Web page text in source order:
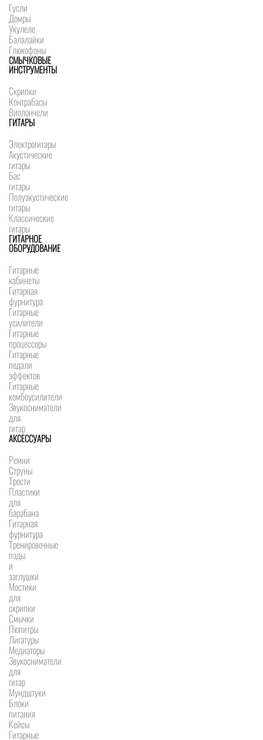
Гусли
Домры
Укулеле
Балалайки
Глюкофоны
СМЫЧКОВЫЕ
ИНСТРУМЕНТЫ
Скрипки
Контрабасы
Виолончели
ГИТАРЫ
Электрогитары
Акустические
гитары
Бас
гитары
Полуакустические
гитары
Классические
гитары
ГИТАРНОЕ
ОБОРУДОВАНИЕ
Гитарные
кабинеты
Гитарная
фурнитура
Гитарные
усилители
Гитарные
процессоры
Гитарные
педали
эффектов
Гитарные
комбоусилители
Звукосниматели
для
гитар
АКСЕССУАРЫ
Ремни
Струны
Трости
Пластики
для
барабана
Гитарная
фурнитура
Тренировочные
пэды
и
заглушки
Мостики
для
скрипки
Смычки
Пюпитры
Лигатуры
Медиаторы
Звукосниматели
для
гитар
Мундштуки
Блоки
питания
Кейсы
Гитарные